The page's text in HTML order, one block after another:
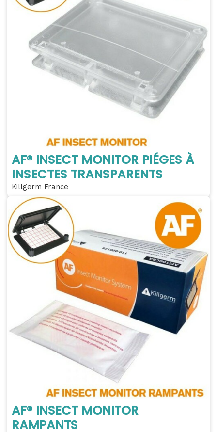
AF® INSECT MONITOR PIÉGES À
INSECTES TRANSPARENTS
Killgerm France
AF® INSECT MONITOR
RAMPANTS